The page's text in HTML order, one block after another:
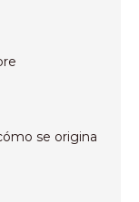
se origina